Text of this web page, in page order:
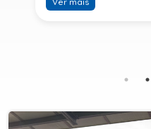
alunos e entrou para a
SESI, ampliando o
retomar os estudos.A
Jovens e Adultos formada